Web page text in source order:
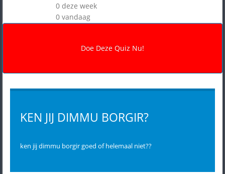
0 deze week
0 vandaag
KEN JIJ DIMMU BORGIR?
ken jij dimmu borgir goed of helemaal niet??